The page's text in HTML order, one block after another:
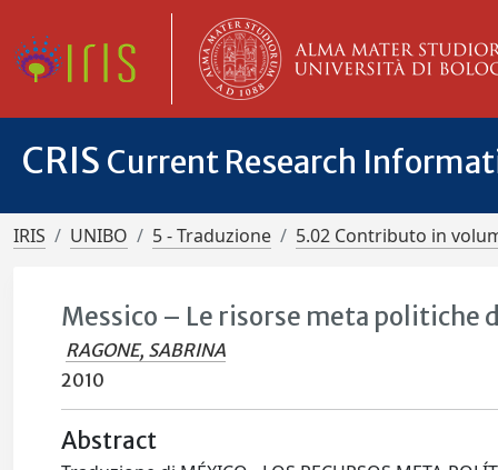
CRIS Current Research
IRIS UNIBO 5 - Traduzione 5.02 Contributo in
Messico – Le risorse meta politiche
RAGONE, SABRINA
2010
Abstract